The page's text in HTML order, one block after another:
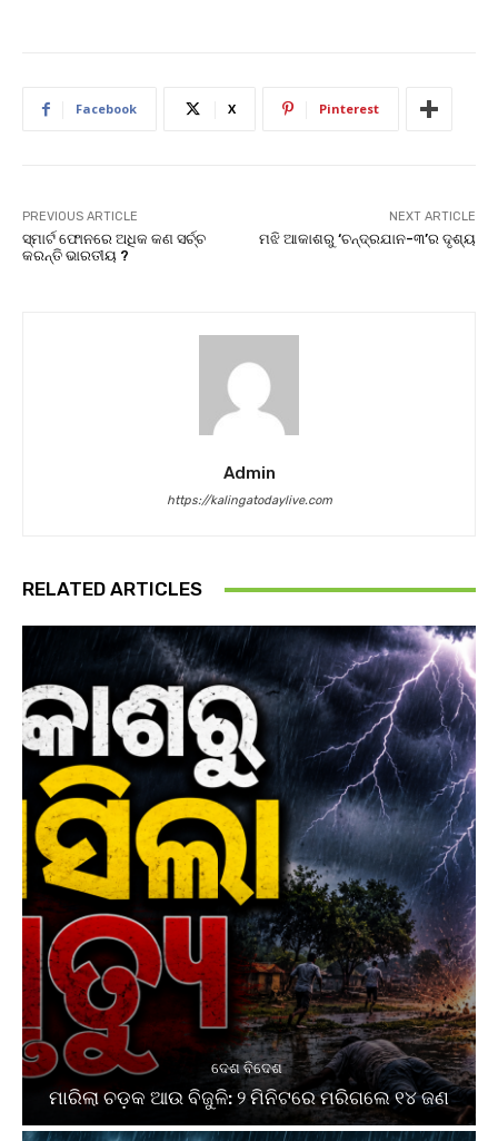
Facebook X Pinterest
PREVIOUS ARTICLE
ସ୍ମାର୍ଟ ଫୋନରେ ଅଧିକ କଣ ସର୍ଚ୍ଚ
କରନ୍ତି ଭାରତୀୟ ?
NEXT ARTICLE
ମଝି ଆକାଶରୁ ‘ଚନ୍ଦ୍ରଯାନ-୩’ର ଦୃଶ୍ୟ
Admin
https://kalingatodaylive.com
RELATED ARTICLES
ଦେଶ ବିଦେଶ
ମାରିଲା ଚଡ଼କ ଆଉ ବିଜୁଳି: ୨ ମିନିଟରେ ମରିଗଲେ ୧୪ ଜଣ